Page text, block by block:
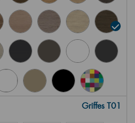
Griffes T01